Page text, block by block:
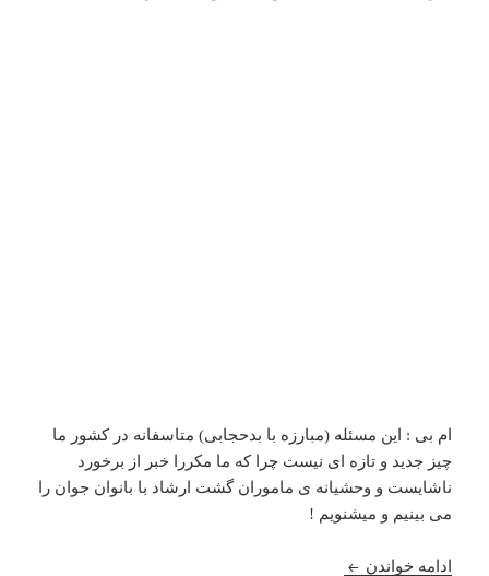
ام بی : این مسئله (مبارزه با بدحجابی) متاسفانه در کشور ما
چیز جدید و تازه ای نیست چرا که ما مکررا خبر از برخورد
ناشایست و وحشیانه ی ماموران گشت ارشاد با بانوان جوان را
می بینیم و میشنویم !
ادامه خواندن واکنش مردم در فضای مجازی به رفتار وحشیانه